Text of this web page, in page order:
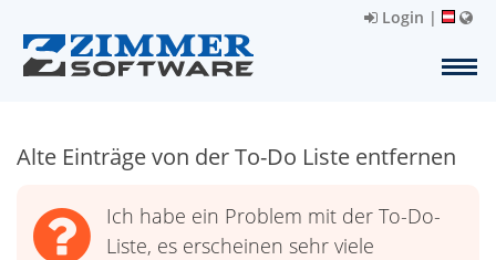
Login |
Alte Einträge von der To-Do Liste entfernen
Ich habe ein Problem mit der To-Do-
Liste, es erscheinen sehr viele